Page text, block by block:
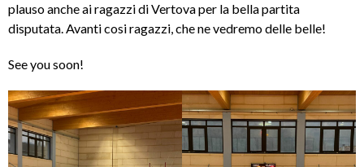
plauso anche ai ragazzi di Vertova per la bella partita
disputata. Avanti cosi ragazzi, che ne vedremo delle belle!
See you soon!